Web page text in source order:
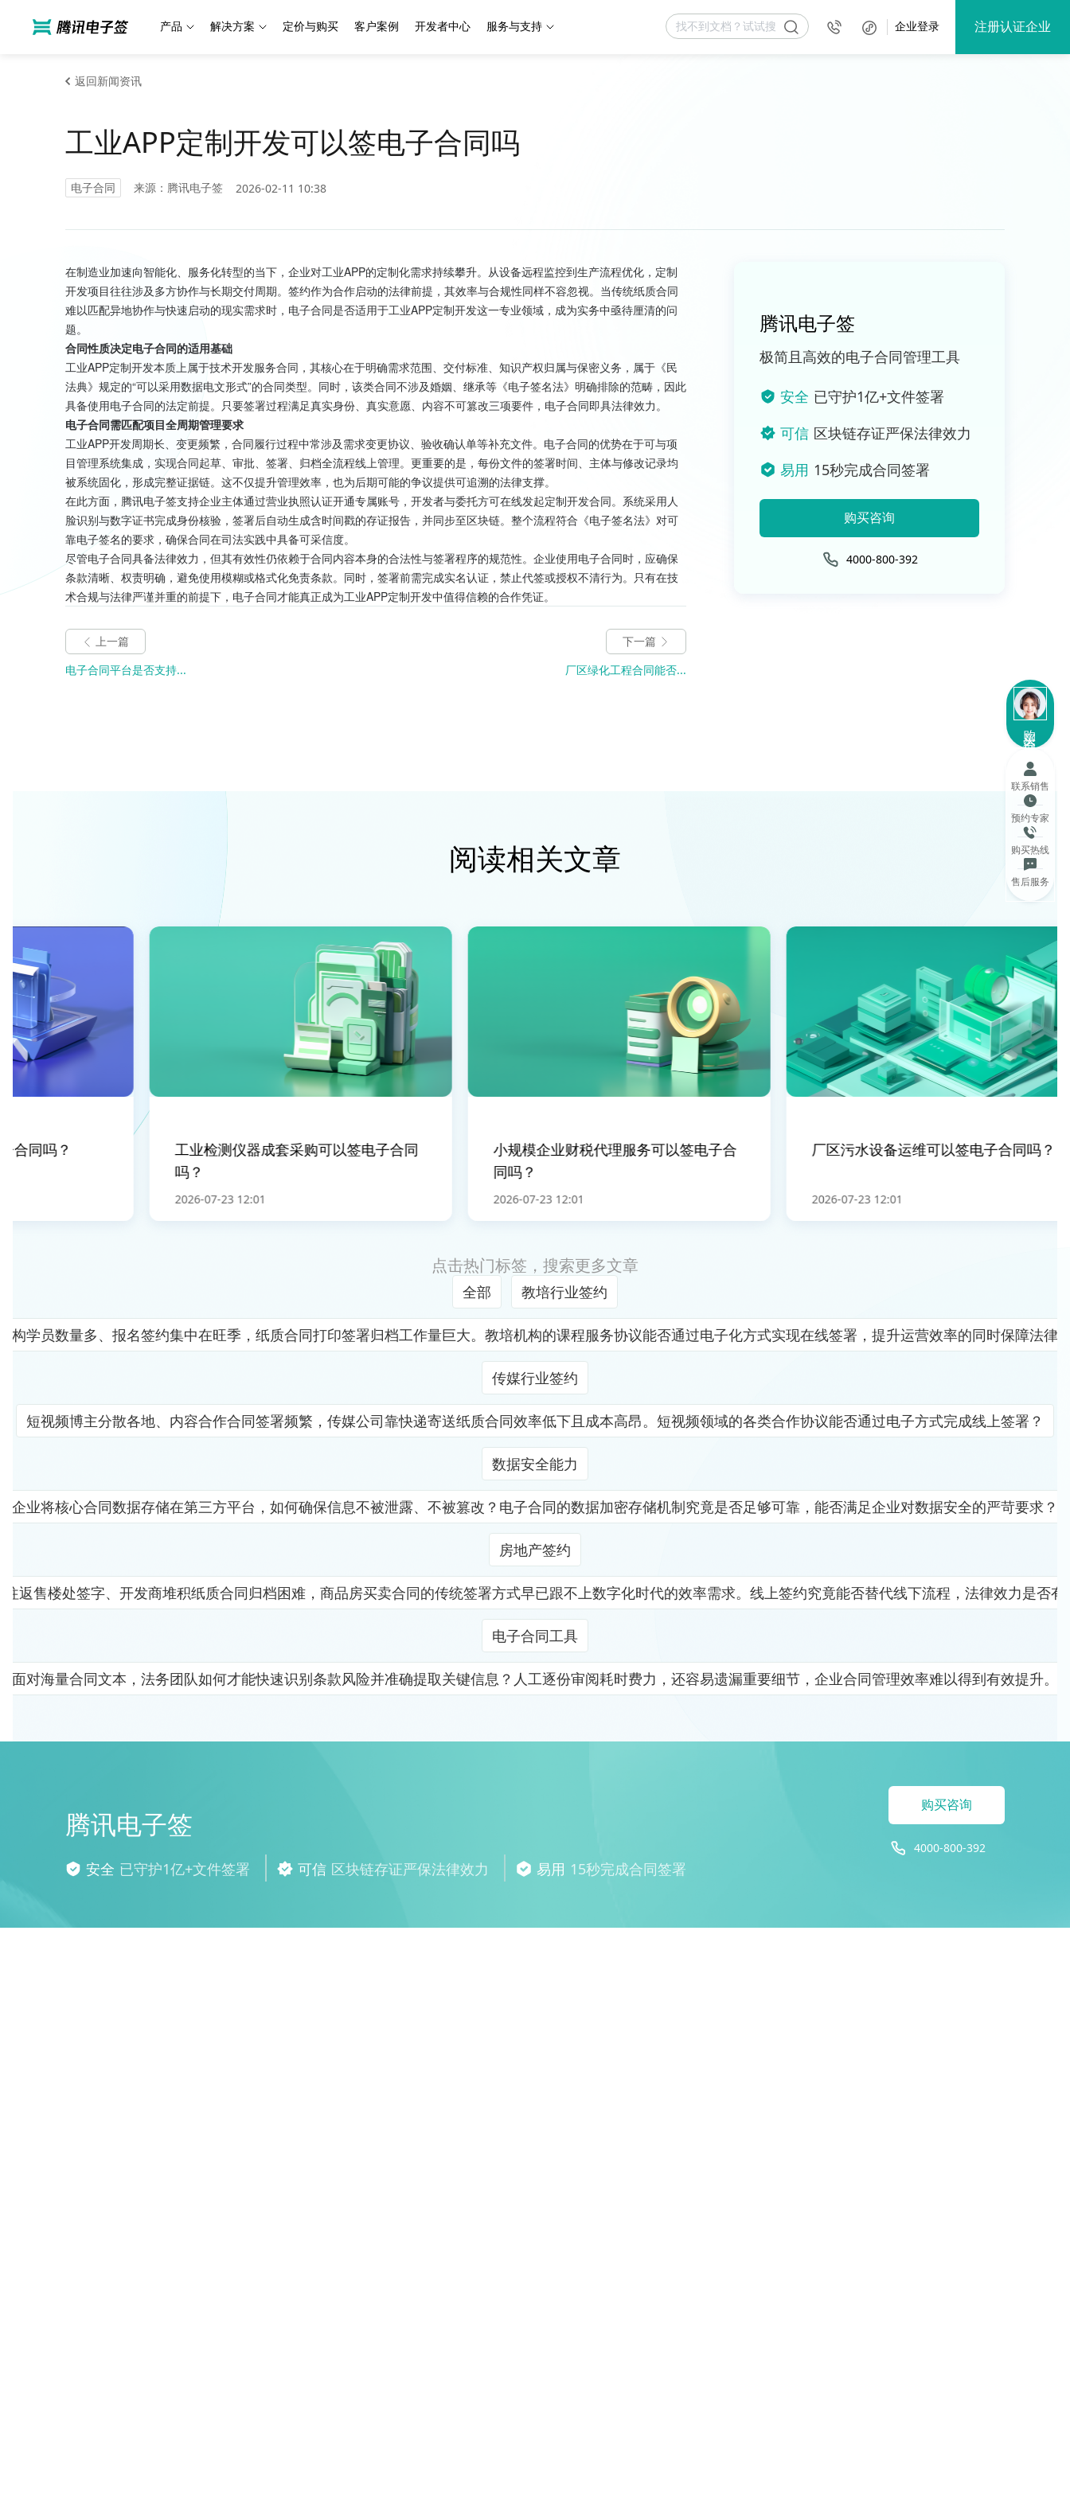
产品 解决方案 定价与购买 客户案例 开发者中心 服务与支持 企业登录 注册认证企业
返回新闻资讯
工业APP定制开发可以签电子合同吗
电子合同 来源：腾讯电子签 2026-02-11 10:38
在制造业加速向智能化、服务化转型的当下，企业对工业APP的定制化需求持续攀升。从设备远程监控到生产流程优化，定制
开发项目往往涉及多方协作与长期交付周期。签约作为合作启动的法律前提，其效率与合规性同样不容忽视。当传统纸质合同
难以匹配异地协作与快速启动的现实需求时，电子合同是否适用于工业APP定制开发这一专业领域，成为实务中亟待厘清的问
题。
合同性质决定电子合同的适用基础
工业APP定制开发本质上属于技术开发服务合同，其核心在于明确需求范围、交付标准、知识产权归属与保密义务，属于《民
法典》规定的“可以采用数据电文形式”的合同类型。同时，该类合同不涉及婚姻、继承等《电子签名法》明确排除的范畴，因此
具备使用电子合同的法定前提。只要签署过程满足真实身份、真实意愿、内容不可篡改三项要件，电子合同即具法律效力。
电子合同需匹配项目全周期管理要求
工业APP开发周期长、变更频繁，合同履行过程中常涉及需求变更协议、验收确认单等补充文件。电子合同的优势在于可与项
目管理系统集成，实现合同起草、审批、签署、归档全流程线上管理。更重要的是，每份文件的签署时间、主体与修改记录均
被系统固化，形成完整证据链。这不仅提升管理效率，也为后期可能的争议提供可追溯的法律支撑。
在此方面，腾讯电子签支持企业主体通过营业执照认证开通专属账号，开发者与委托方可在线发起定制开发合同。系统采用人
脸识别与数字证书完成身份核验，签署后自动生成含时间戳的存证报告，并同步至区块链。整个流程符合《电子签名法》对可
靠电子签名的要求，确保合同在司法实践中具备可采信度。
尽管电子合同具备法律效力，但其有效性仍依赖于合同内容本身的合法性与签署程序的规范性。企业使用电子合同时，应确保
条款清晰、权责明确，避免使用模糊或格式化免责条款。同时，签署前需完成实名认证，禁止代签或授权不清行为。只有在技
术合规与法律严谨并重的前提下，电子合同才能真正成为工业APP定制开发中值得信赖的合作凭证。
上一篇
电子合同平台是否支持...
下一篇
厂区绿化工程合同能否...
腾讯电子签
极简且高效的电子合同管理工具
安全 已守护1亿+文件签署
可信 区块链存证严保法律效力
易用 15秒完成合同签署
购买咨询
4000-800-392
阅读相关文章
同吗？
工业检测仪器成套采购可以签电子合同
吗？
2026-07-23 12:01
小规模企业财税代理服务可以签电子合
同吗？
2026-07-23 12:01
厂区污水设备运维可以签电子合同吗？
2026-07-23 12:01
点击热门标签，搜索更多文章
全部 教培行业签约
构学员数量多、报名签约集中在旺季，纸质合同打印签署归档工作量巨大。教培机构的课程服务协议能否通过电子化方式实现在线签署，提升运营效率的同时保障法律
传媒行业签约
短视频博主分散各地、内容合作合同签署频繁，传媒公司靠快递寄送纸质合同效率低下且成本高昂。短视频领域的各类合作协议能否通过电子方式完成线上签署？
数据安全能力
企业将核心合同数据存储在第三方平台，如何确保信息不被泄露、不被篡改？电子合同的数据加密存储机制究竟是否足够可靠，能否满足企业对数据安全的严苛要求？
房地产签约
往返售楼处签字、开发商堆积纸质合同归档困难，商品房买卖合同的传统签署方式早已跟不上数字化时代的效率需求。线上签约究竟能否替代线下流程，法律效力是否有
电子合同工具
面对海量合同文本，法务团队如何才能快速识别条款风险并准确提取关键信息？人工逐份审阅耗时费力，还容易遗漏重要细节，企业合同管理效率难以得到有效提升。
腾讯电子签
安全 已守护1亿+文件签署 可信 区块链存证严保法律效力 易用 15秒完成合同签署
购买咨询
4000-800-392
购买咨询
联系销售
预约专家
购买热线
售后服务